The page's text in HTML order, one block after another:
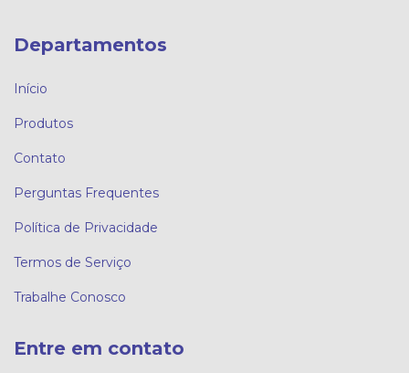
Departamentos
Início
Produtos
Contato
Perguntas Frequentes
Política de Privacidade
Termos de Serviço
Trabalhe Conosco
Entre em contato